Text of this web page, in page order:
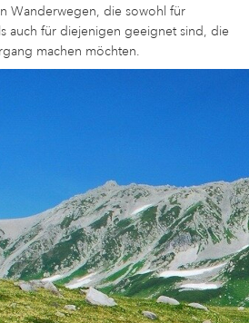
Wanderwegen, die sowohl für
auch für diejenigen geeignet sind, die
machen möchten.